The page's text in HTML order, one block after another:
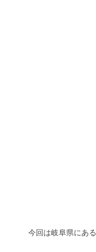
今回は岐阜県にある